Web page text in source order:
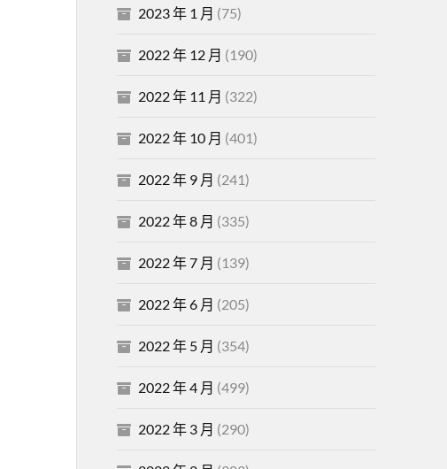
2023 年 1 月 (75)
2022 年 12 月 (190)
2022 年 11 月 (322)
2022 年 10 月 (401)
2022 年 9 月 (241)
2022 年 8 月 (335)
2022 年 7 月 (139)
2022 年 6 月 (205)
2022 年 5 月 (354)
2022 年 4 月 (499)
2022 年 3 月 (290)